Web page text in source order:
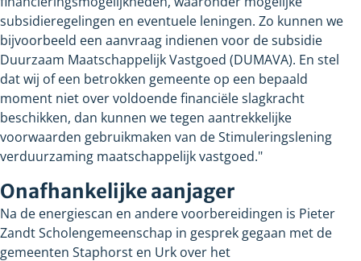
subsidieregelingen en eventuele leningen. Zo kunnen we
bijvoorbeeld een aanvraag indienen voor de subsidie
Duurzaam Maatschappelijk Vastgoed (DUMAVA). En stel
dat wij of een betrokken gemeente op een bepaald
moment niet over voldoende financiële slagkracht
beschikken, dan kunnen we tegen aantrekkelijke
voorwaarden gebruikmaken van de Stimuleringslening
verduurzaming maatschappelijk vastgoed."
Onafhankelijke aanjager
Na de energiescan en andere voorbereidingen is Pieter
Zandt Scholengemeenschap in gesprek gegaan met de
gemeenten Staphorst en Urk over het